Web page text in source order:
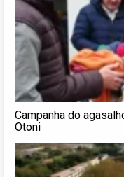
Campanha do
Otoni